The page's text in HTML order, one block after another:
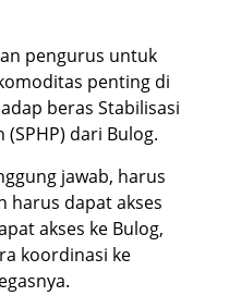
pengurus untuk
penting di
beras Stabilisasi
dari Bulog.
jawab, harus
harus dapat akses
akses ke Bulog,
koordinasi ke